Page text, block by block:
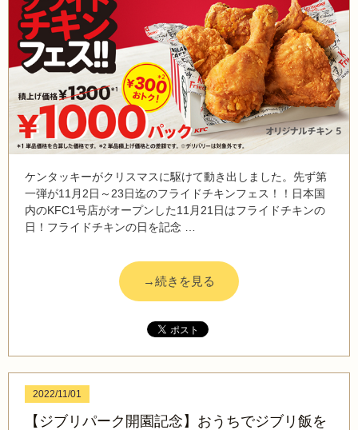
ケンタッキーがクリスマスに駆けて動き出しました。先ず第
一弾が11月2日～23日迄のフライドチキンフェス！！日本国
内のKFC1号店がオープンした11月21日はフライドチキンの
日！フライドチキンの日を記念 …
→続きを見る
2022/11/01
【ジブリパーク開園記念】おうちでジブリ飯を